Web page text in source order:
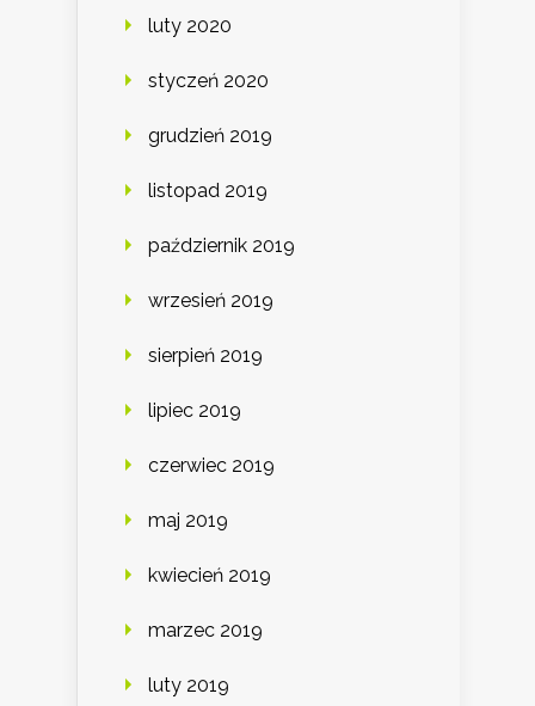
luty 2020
styczeń 2020
grudzień 2019
listopad 2019
październik 2019
wrzesień 2019
sierpień 2019
lipiec 2019
czerwiec 2019
maj 2019
kwiecień 2019
marzec 2019
luty 2019